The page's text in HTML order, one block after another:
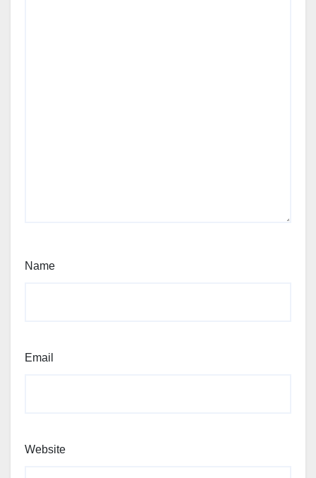
Name
Email
Website